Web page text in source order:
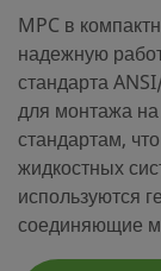
MPC в
надежную
стандарта
для монтажа
стандартам,
жидкостных
используются
соединяющие